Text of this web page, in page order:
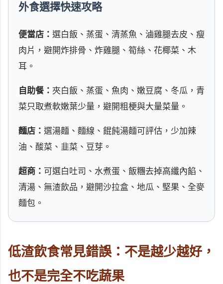
外食選擇快速攻略
便當店： 選白飯、蒸蛋、清蒸魚、滷雞腿去皮、瘦
肉片，避開炸排骨、炸雞腿、筍絲、花椰菜、木
耳。
自助餐： 夾白飯、蒸蛋、魚肉、嫩豆腐、冬瓜，青
菜只取煮軟嫩葉少量，避開粗梗與大量菜量。
麵店： 選湯麵、麵線、餛飩湯麵可評估，少加辣
油、酸菜、韭菜、豆芽。
超商： 可選白吐司、水煮蛋、飯糰去掉高纖內餡、
清湯、無渣飲品，避開沙拉盒、地瓜、堅果、全麥
麵包。
低渣飲食常見錯誤：不是越少越好，
也不是完全不吃蔬果